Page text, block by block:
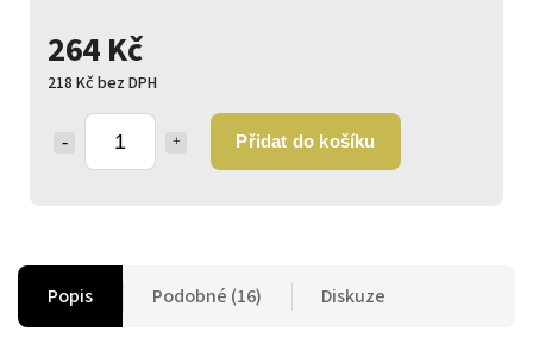
264 Kč
218 Kč bez DPH
Přidat do košíku
Popis Podobné (16) Diskuze